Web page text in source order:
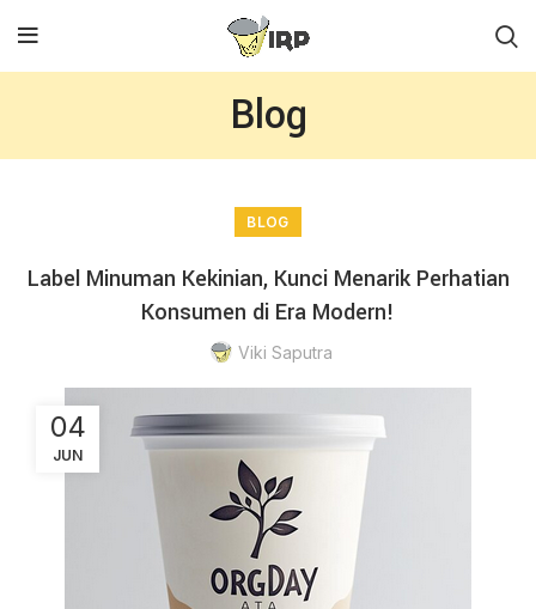
Blog
BLOG
Label Minuman Kekinian, Kunci Menarik Perhatian
Konsumen di Era Modern!
Viki Saputra
04
JUN